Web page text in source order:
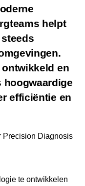
helpt
en
efficiëntie en
Precision Diagnosis
te ontwikkelen